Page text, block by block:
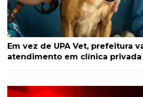
Em vez de UPA Vet, prefeitura
atendimento em clínica privada